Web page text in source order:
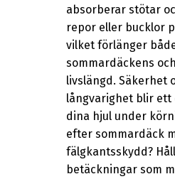
absorberar stötar
repor eller bucklor
vilket förlänger
sommardäckens
livslängd. Säkerhet
långvarighet blir ett
dina hjul under
efter sommardäck
fälgkantsskydd?
betäckningar som